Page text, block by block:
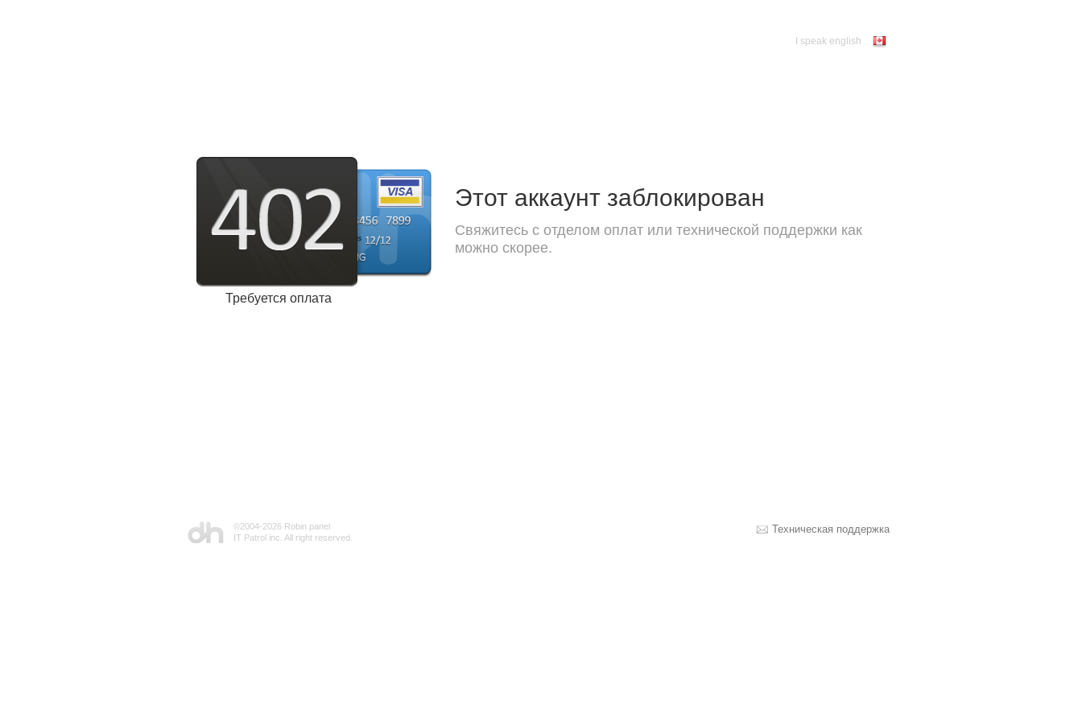
I speak english
Требуется оплата
Этот аккаунт заблокирован
Свяжитесь с отделом оплат или технической поддержки как
можно скорее.
Техническая поддержка
©2004-2026 Robin panel
IT Patrol inc. All right reserved.